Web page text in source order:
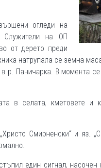
огледи на
Служители на ОП
от дерето преди
натрупала се земна
р. Паничарка. В момента
в селата, кметовете и
Смирненски“ и яз.
един сигнал,